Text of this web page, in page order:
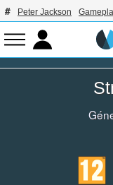
Peter Jackson